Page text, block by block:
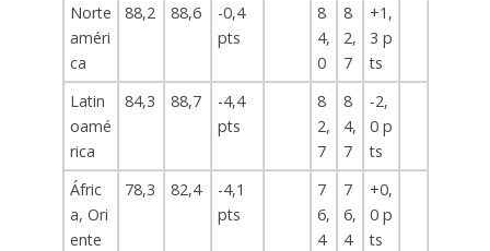
Norte
améri
ca
88,2 88,6
-0,4
pts
8
4,
0
8
2,
7
+1,
3 p
ts
Latin
oamé
rica
84,3 88,7
-4,4
pts
8
2,
7
8
4,
7
-2,
0 p
ts
Áfric
a, Ori
ente
78,3 82,4
-4,1
pts
7
6,
4
7
6,
4
+0,
0 p
ts